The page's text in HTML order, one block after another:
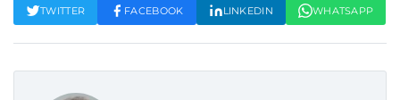
TWITTER FACEBOOK LINKEDIN WHATSAPP